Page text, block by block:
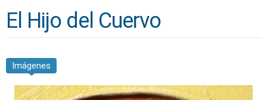
El Hijo del Cuervo
Imágenes